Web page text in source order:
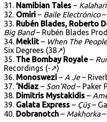
31. Namibian Tales –
32. Omiri – Baile Electrónico–
33. Rubén Blades, Roberto
Big Band– Rubén Blades
34. Meklit – When The
Six Degrees (38↗)
35. The Bombay Royale–
Recordings (-↗)
36. Monoswezi – A Je–
37. ‘Ndiaz – Son’Rod– Paker
38. Dimitris Mystakidis –
39. Galata Express – Çüş–
40. Dobranotch – Makhorka–